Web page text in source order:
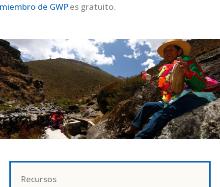
miembro de GWPes gratuito.
Recursos